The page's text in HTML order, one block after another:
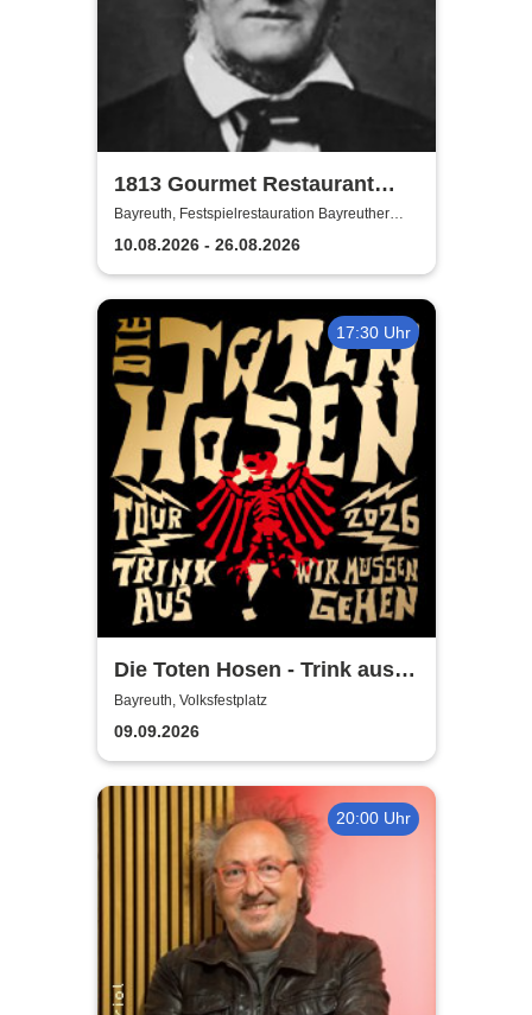
1813 Gourmet Restaurant
2026
Bayreuth, Festspielrestauration Bayreuther
Festspiele
10.08.2026 - 26.08.2026
17:30 Uhr
Die Toten Hosen - Trink aus!
Wir müssen gehen - Tour
2026
Bayreuth, Volksfestplatz
09.09.2026
20:00 Uhr